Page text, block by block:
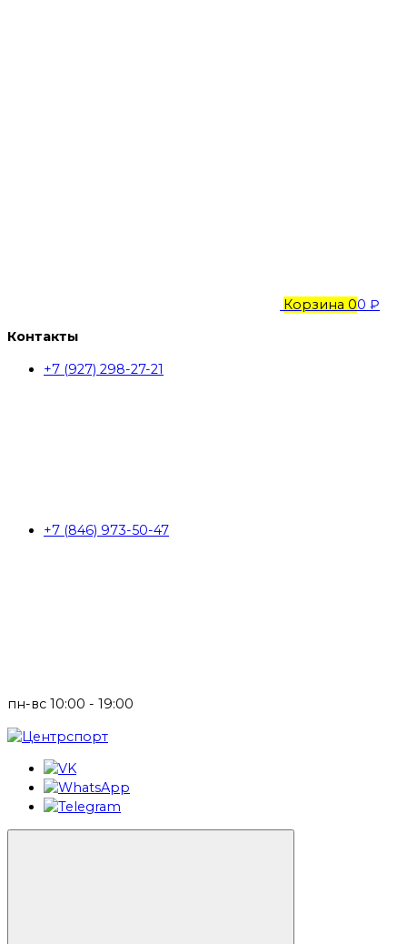
Корзина 00 ₽
Контакты
+7 (927) 298-27-21
+7 (846) 973-50-47
пн-вс 10:00 - 19:00